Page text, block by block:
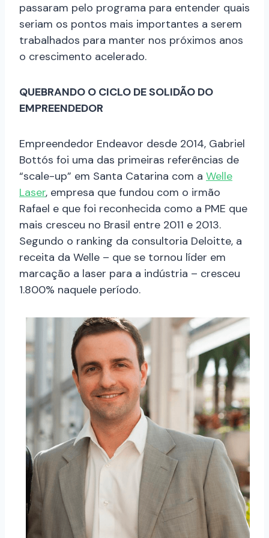
passaram pelo programa para entender quais
seriam os pontos mais importantes a serem
trabalhados para manter nos próximos anos
o crescimento acelerado.
QUEBRANDO O CICLO DE SOLIDÃO DO
EMPREENDEDOR
Empreendedor Endeavor desde 2014, Gabriel
Bottós foi uma das primeiras referências de
“scale-up” em Santa Catarina com a Welle
Laser, empresa que fundou com o irmão
Rafael e que foi reconhecida como a PME que
mais cresceu no Brasil entre 2011 e 2013.
Segundo o ranking da consultoria Deloitte, a
receita da Welle – que se tornou líder em
marcação a laser para a indústria – cresceu
1.800% naquele período.